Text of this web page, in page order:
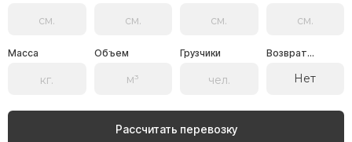
Масса Объем Грузчики Возврат...
Нет
Рассчитать перевозку